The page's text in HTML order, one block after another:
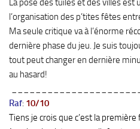
l’organisation des p’tites fêtes
Ma seule critique va à l’énorme
dernière phase du jeu. Je suis
tout peut changer en dernière
au hasard!
Raf: 10/10
Tiens je crois que c’est la